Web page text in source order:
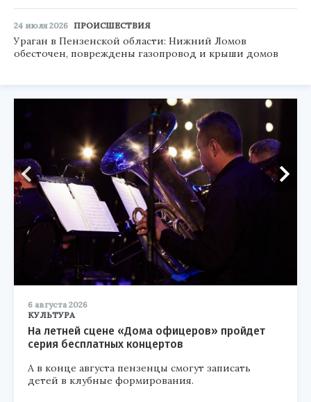
24 июля 2026 ПРОИСШЕСТВИЯ
Ураган в Пензенской области: Нижний Ломов
обесточен, повреждены газопровод и крыши домов
6 августа 2026
КУЛЬТУРА
На летней сцене «Дома офицеров» пройдет
серия бесплатных концертов
А в конце августа пензенцы смогут записать
детей в клубные формирования.